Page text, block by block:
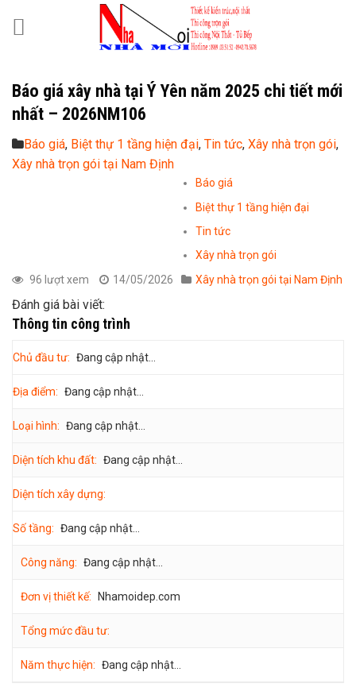
Báo giá xây nhà tại Ý Yên năm 2025 chi tiết mới
nhất – 2026NM106
Báo giá, Biệt thự 1 tầng hiện đại, Tin tức, Xây nhà trọn gói,
Xây nhà trọn gói tại Nam Định
96 lượt xem 14/05/2026
Báo giá
Biệt thự 1 tầng hiện đại
Tin tức
Xây nhà trọn gói
Xây nhà trọn gói tại Nam Định
Đánh giá bài viết:
Thông tin công trình
Chủ đầu tư: Đang cập nhật...
Địa điểm: Đang cập nhật...
Loại hình: Đang cập nhật...
Diện tích khu đất: Đang cập nhật...
Diện tích xây dựng:
Số tầng: Đang cập nhật...
Công năng: Đang cập nhật...
Đơn vị thiết kế: Nhamoidep.com
Tổng mức đầu tư:
Năm thực hiện: Đang cập nhật...